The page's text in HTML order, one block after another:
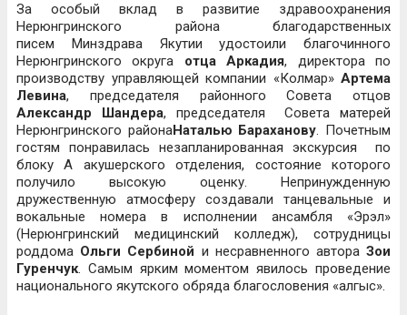
За особый вклад в развитие здравоохранения
Нерюнгринского района благодарственных
писем Минздрава Якутии удостоили благочинного
Нерюнгринского округа отца Аркадия, директора по
производству управляющей компании «Колмар»Артема
Левина, председателя районного Совета отцов
Александр Шандера, председателя Совета матерей
Нерюнгринского районаНаталью Бараханову. Почетным
гостям понравилась незапланированная экскурсия по
блоку А акушерского отделения, состояние которого
получило высокую оценку. Непринужденную
дружественную атмосферу создавали танцевальные и
вокальные номера в исполнении ансамбля «Эрэл»
(Нерюнгринский медицинский колледж), сотрудницы
роддома Ольги Сербиной и несравненного автораЗои
Гуренчук. Самым ярким моментом явилось проведение
национального якутского обряда благословения «алгыс».